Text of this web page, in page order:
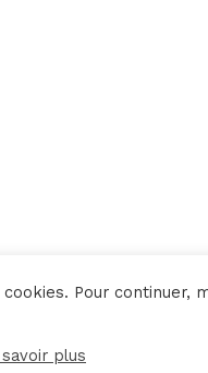
Une réalisation Yata!
–Politique de
Pour continuer,
plus